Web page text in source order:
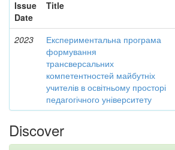
Issue
Date
Title
2023
Експериментальна програма
формування
трансверсальних
компетентностей майбутніх
учителів в освітньому просторі
педагогічного університету
Discover